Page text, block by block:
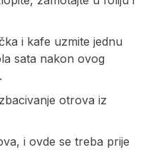
i kafe uzmite jednu
sata nakon ovog
otrova iz
i ovde se treba prije